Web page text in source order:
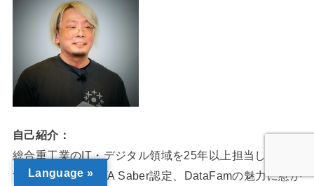
自己紹介：
総合重工業のIT・デジタル領域を25年以上担当していま
す。2022年にDATA Saber認定、DataFamの魅力に惹か
Language »